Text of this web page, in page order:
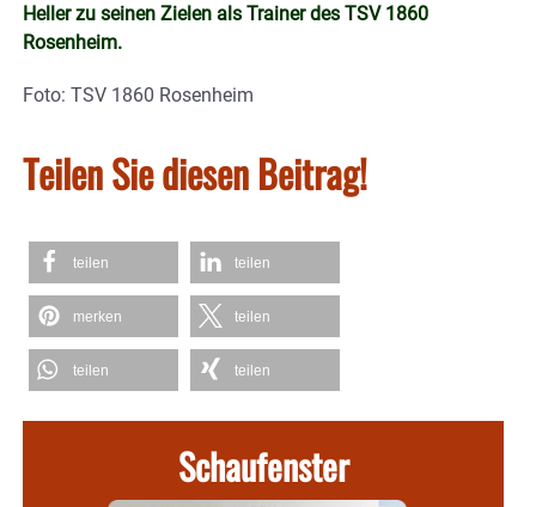
Heller zu seinen Zielen als Trainer des TSV 1860
Rosenheim.
Foto: TSV 1860 Rosenheim
Teilen Sie diesen Beitrag!
teilen teilen
merken teilen
teilen teilen
Schaufenster